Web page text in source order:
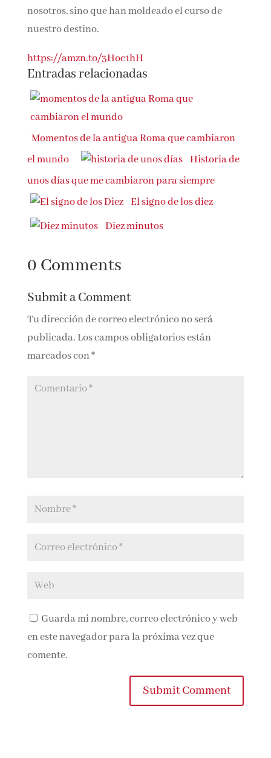
nos enseña cómo las aves no se han limitado a
volar por encima de nosotros, sino que han
https://amzn.to/3Hoc1hH
Entradas relacionadas
Momentos de la antigua Roma que cambiaron
el mundo
Historia
de unos días que me cambiaron para siempre
El signo de los diez
Submit a Comment
Tu dirección de correo electrónico no será
publicada.Los campos obligatorios están
Guarda mi nombre, correo electrónico y
web en este navegador para la próxima vez que
Submit Comment